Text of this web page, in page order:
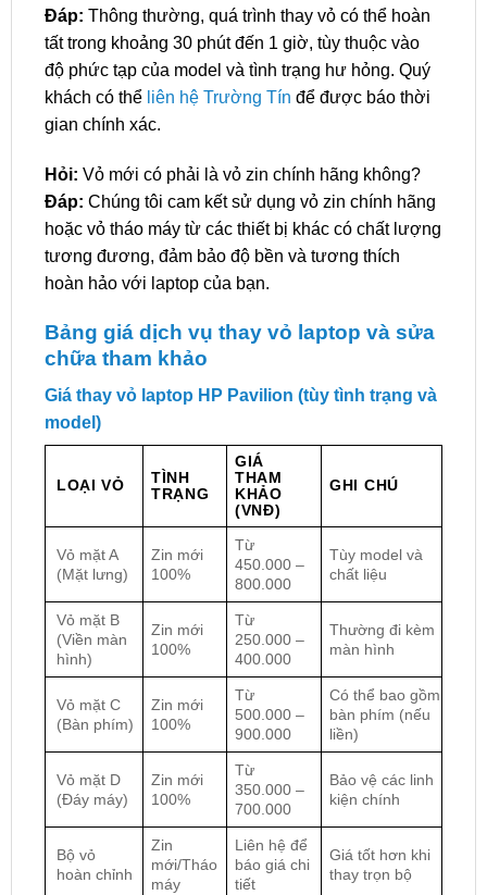
Đáp: Thông thường, quá trình thay vỏ có thể hoàn
tất trong khoảng 30 phút đến 1 giờ, tùy thuộc vào
độ phức tạp của model và tình trạng hư hỏng. Quý
khách có thể liên hệ Trường Tín để được báo thời
gian chính xác.
Hỏi: Vỏ mới có phải là vỏ zin chính hãng không?
Đáp: Chúng tôi cam kết sử dụng vỏ zin chính hãng
hoặc vỏ tháo máy từ các thiết bị khác có chất lượng
tương đương, đảm bảo độ bền và tương thích
hoàn hảo với laptop của bạn.
Bảng giá dịch vụ thay vỏ laptop và sửa
chữa tham khảo
Giá thay vỏ laptop HP Pavilion (tùy tình trạng và
model)
LOẠI VỎ
TÌNH
TRẠNG
GIÁ
THAM
KHẢO
(VNĐ)
GHI CHÚ
Vỏ mặt A
(Mặt lưng)
Zin mới
100%
Từ
450.000 –
800.000
Tùy model và
chất liệu
Vỏ mặt B
(Viền màn
hình)
Zin mới
100%
Từ
250.000 –
400.000
Thường đi kèm
màn hình
Vỏ mặt C
(Bàn phím)
Zin mới
100%
Từ
500.000 –
900.000
Có thể bao gồm
bàn phím (nếu
liền)
Vỏ mặt D
(Đáy máy)
Zin mới
100%
Từ
350.000 –
700.000
Bảo vệ các linh
kiện chính
Bộ vỏ
hoàn chỉnh
Zin
mới/Tháo
máy
Liên hệ để
báo giá chi
tiết
Giá tốt hơn khi
thay trọn bộ